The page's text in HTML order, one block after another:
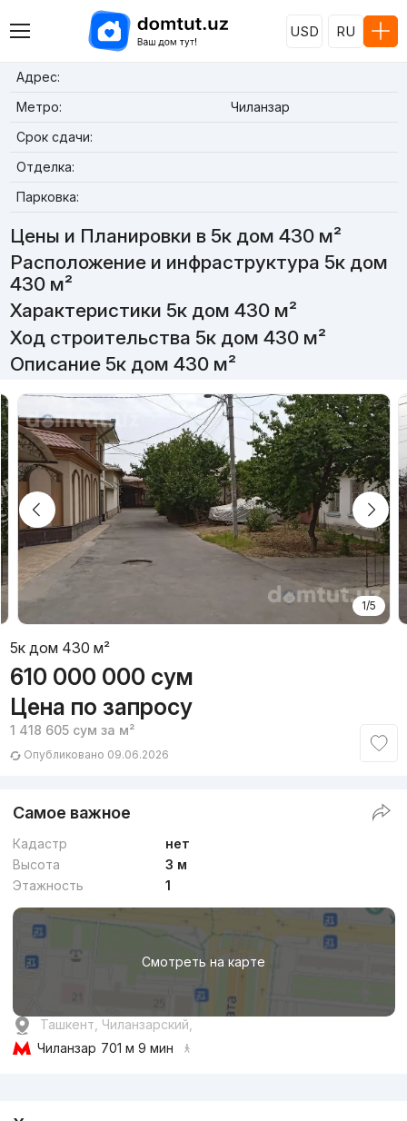
USD RU
Адрес:
Метро:
Чиланзар
Срок сдачи:
Отделка:
Парковка:
Цены и Планировки в 5к дом 430 м²
Расположение и инфраструктура 5к дом
430 м²
Характеристики 5к дом 430 м²
Ход строительства 5к дом 430 м²
Описание 5к дом 430 м²
1/5
5к дом 430 м²
610 000 000 сум
Цена по запросу
1 418 605 сум за м²
Опубликовано 09.06.2026
Самое важное
Кадастр
нет
Высота
3 м
Этажность
1
Смотреть на карте
Ташкент, Чиланзарский,
Чиланзар 701 м 9 мин